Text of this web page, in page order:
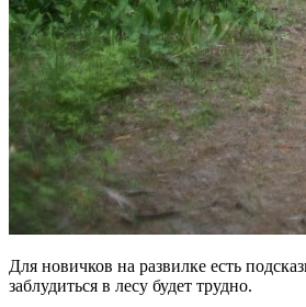
Для новичков на развилке есть
заблудиться в лесу будет трудно.